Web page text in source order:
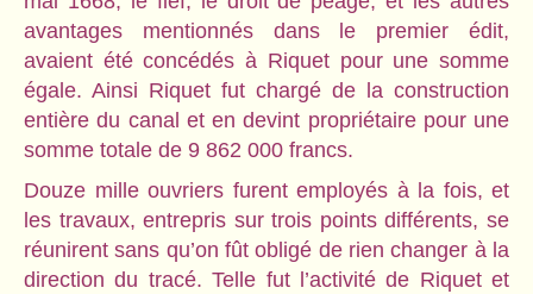
avantages mentionnés dans le premier édit,
avaient été concédés à Riquet pour une somme
égale. Ainsi Riquet fut chargé de la construction
entière du canal et en devint propriétaire pour une
somme totale de 9 862 000 francs.
Douze mille ouvriers furent employés à la fois, et
les travaux, entrepris sur trois points différents, se
réunirent sans qu’on fût obligé de rien changer à la
direction du tracé. Telle fut l’activité de Riquet et